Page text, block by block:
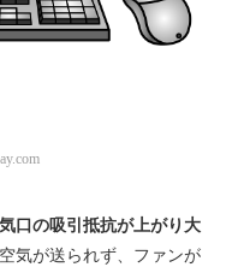
口の吸引抵抗が上がり大
気が送られず、ファンが